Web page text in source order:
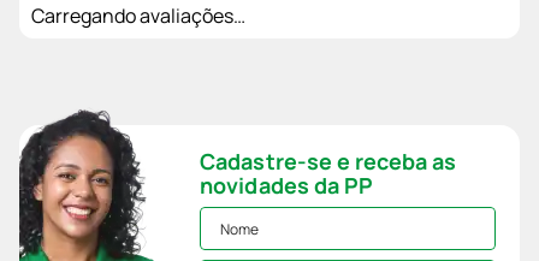
Carregando avaliações…
Cadastre-se e receba as
novidades da PP